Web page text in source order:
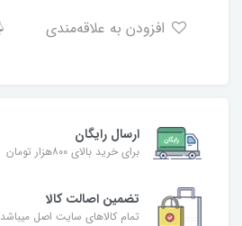
ارسال رایگان
برای خرید بالای ۸۰۰هزار تومان
تضمین اصالت کالا
تمام کالاهای سایت اصل میباشد